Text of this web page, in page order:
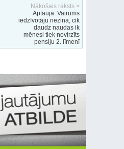
Nākošais raksts >
Aptauja: Vairums
iedzīvotāju nezina, cik
daudz naudas ik
mēnesi tiek novirzīts
pensiju 2. līmenī